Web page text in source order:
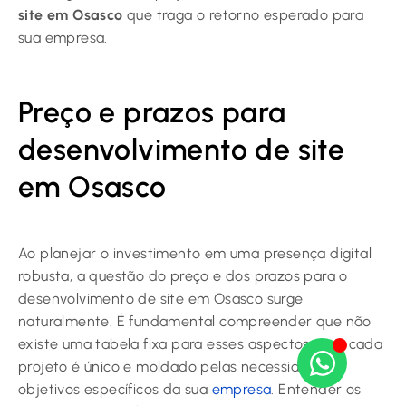
site em Osasco que traga o retorno esperado para
sua empresa.
Preço e prazos para
desenvolvimento de site
em Osasco
Ao planejar o investimento em uma presença digital
robusta, a questão do preço e dos prazos para o
desenvolvimento de site em Osasco surge
naturalmente. É fundamental compreender que não
existe uma tabela fixa para esses aspectos, pois cada
projeto é único e moldado pelas necessidades e
objetivos específicos da sua empresa. Entender os